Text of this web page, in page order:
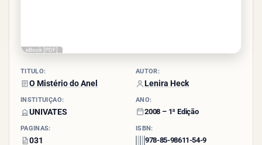
eBook [PDF]
TÍTULO:
O Mistério do Anel
AUTOR:
Lenira Heck
INSTITUIÇÃO:
UNIVATES
ANO:
2008 – 1ª Edição
PÁGINAS:
031
ISBN:
978-85-98611-54-9